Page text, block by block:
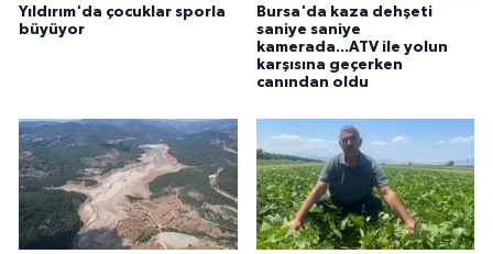
Yıldırım'da çocuklar sporla
büyüyor
Bursa'da kaza dehşeti
saniye saniye
kamerada...ATV ile yolun
karşısına geçerken
canından oldu